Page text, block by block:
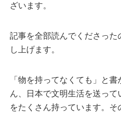
ざいます。
記事を全部読んでくださった
し上げます。
「物を持ってなくても」と
ん、日本で文明生活を送っ
をたくさん持っています。